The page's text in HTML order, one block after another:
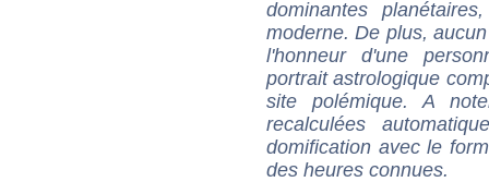
dominantes
moderne. De plus,
l'honneur d'une
portrait astrologique
site polémique. A
recalculées
domification avec le
des heures connues.